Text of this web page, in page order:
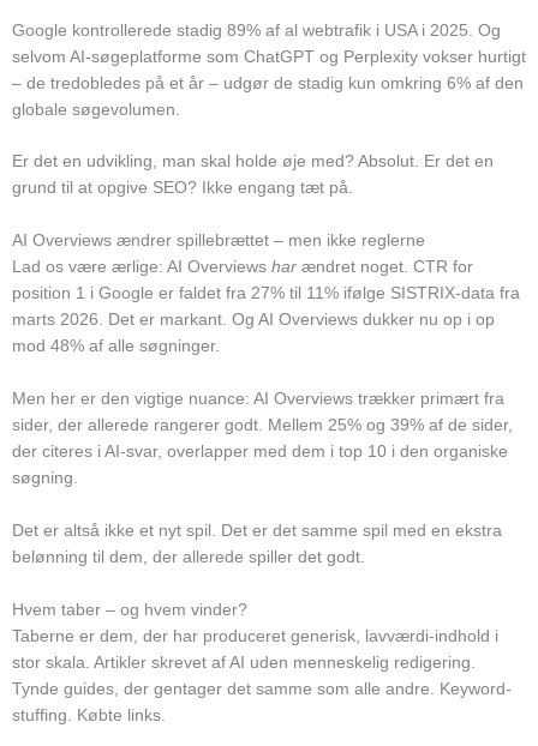
Google kontrollerede stadig 89% af al webtrafik i USA i 2025. Og
selvom AI-søgeplatforme som ChatGPT og Perplexity vokser hurtigt
– de tredobledes på et år – udgør de stadig kun omkring 6% af den
globale søgevolumen.
Er det en udvikling, man skal holde øje med? Absolut. Er det en
grund til at opgive SEO? Ikke engang tæt på.
AI Overviews ændrer spillebrættet – men ikke reglerne
Lad os være ærlige: AI Overviews har ændret noget. CTR for
position 1 i Google er faldet fra 27% til 11% ifølge SISTRIX-data fra
marts 2026. Det er markant. Og AI Overviews dukker nu op i op
mod 48% af alle søgninger.
Men her er den vigtige nuance: AI Overviews trækker primært fra
sider, der allerede rangerer godt. Mellem 25% og 39% af de sider,
der citeres i AI-svar, overlapper med dem i top 10 i den organiske
søgning.
Det er altså ikke et nyt spil. Det er det samme spil med en ekstra
belønning til dem, der allerede spiller det godt.
Hvem taber – og hvem vinder?
Taberne er dem, der har produceret generisk, lavværdi-indhold i
stor skala. Artikler skrevet af AI uden menneskelig redigering.
Tynde guides, der gentager det samme som alle andre. Keyword-
stuffing. Købte links.